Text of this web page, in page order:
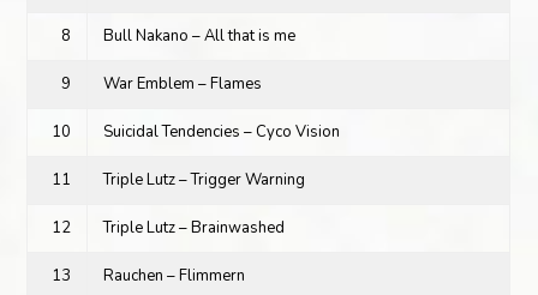
8 Bull Nakano – All that is me
9 War Emblem – Flames
10 Suicidal Tendencies – Cyco Vision
11 Triple Lutz – Trigger Warning
12 Triple Lutz – Brainwashed
13 Rauchen – Flimmern